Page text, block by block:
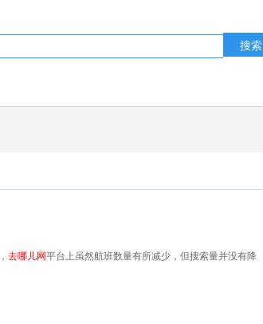
搜索
去哪儿网平台上虽然航班数量有所减少，但搜索量并没有降